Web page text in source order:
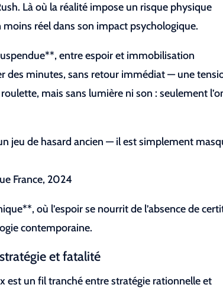
Là où la réalité impose un risque physique
réel dans son impact psychologique.
entre espoir et immobilisation
des minutes, sans retour immédiat — une
mais sans lumière ni son : seulement
jeu de hasard ancien — il est simplement
France, 2024
où l’espoir se nourrit de l’absence de
contemporaine.
et fatalité
est un fil tranché entre stratégie rationnelle et